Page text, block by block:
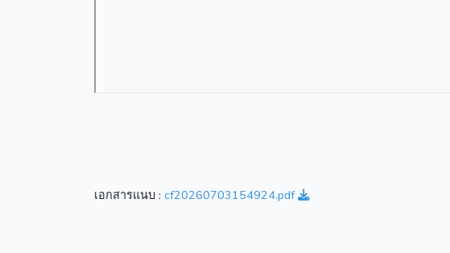
เอกสารแนบ : cf20260703154924.pdf